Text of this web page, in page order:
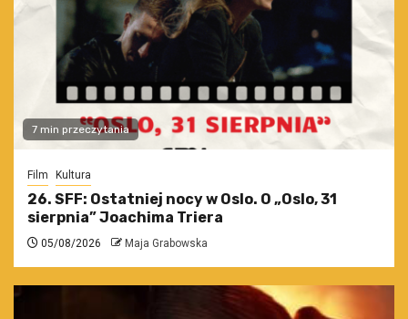
7 min przeczytania
Film Kultura
26. SFF: Ostatniej nocy w Oslo. O „Oslo, 31
sierpnia” Joachima Triera
05/08/2026 Maja Grabowska